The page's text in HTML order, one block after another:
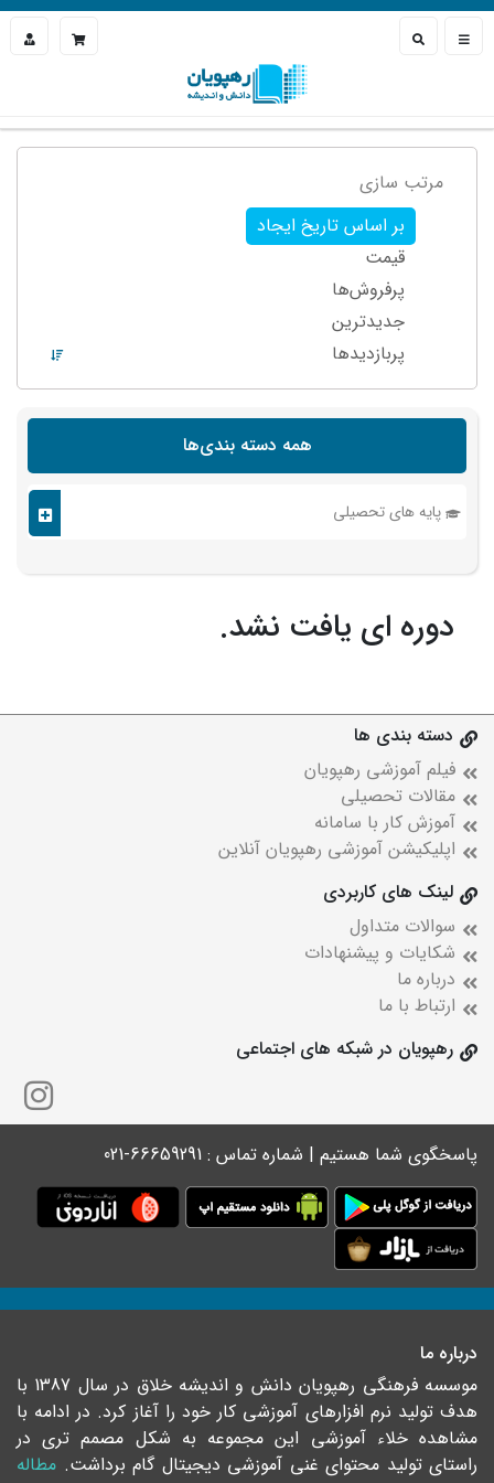
مرتب سازی
بر اساس تاریخ ایجاد
قیمت
پرفروش‌ها
جدیدترین
پربازدید‌ها
همه دسته بندی‌ها
پایه های تحصیلی
دوره ای یافت نشد.
دسته بندی ها
فیلم آموزشی رهپویان
مقالات تحصیلی
آموزش کار با سامانه
اپلیکیشن آموزشی رهپویان آنلاین
لینک های کاربردی
سوالات متداول
شکایات و پیشنهادات
درباره ما
ارتباط با ما
رهپویان در شبکه های اجتماعی
پاسخگوی شما هستیم | شماره تماس : 66659291-021
درباره ما
موسسه فرهنگی رهپویان دانش و اندیشه خلاق در سال 1387 با
هدف تولید نرم افزارهای آموزشی کار خود را آغاز کرد. در ادامه با
مشاهده خلاء آموزشی این مجموعه به شکل مصمم تری در
راستای تولید محتوای غنی آموزشی دیجیتال گام برداشت. مطاله